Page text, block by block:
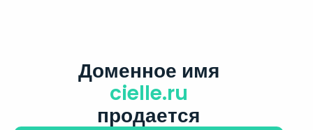
Доменное имя
cielle.ru
продается